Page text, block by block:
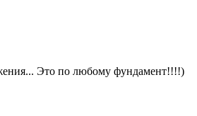
Это по любому фундамент!!!!)